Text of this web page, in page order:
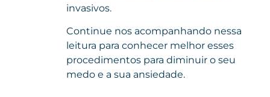
invasivos.
Continue nos acompanhando nessa
leitura para conhecer melhor esses
procedimentos para diminuir o seu
medo e a sua ansiedade.